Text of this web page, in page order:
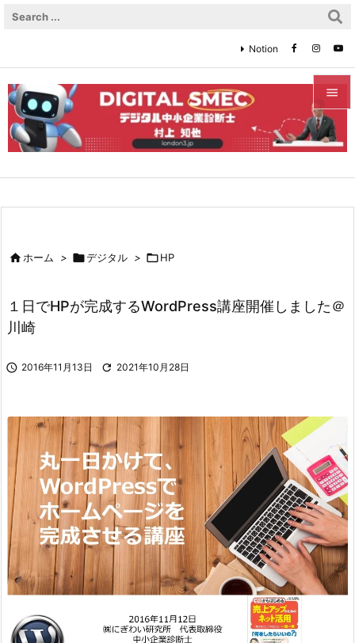


メニュ

検索
Notion
ホーム > デジタル > HP
１日でHPが完成するWordPress講座開催しました＠
川崎
 2016年11月13日  2021年10月28日